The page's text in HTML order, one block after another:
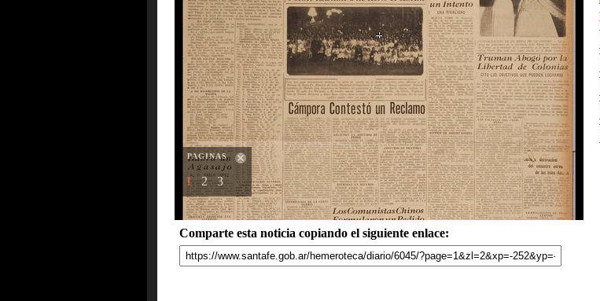
PAGINAS
1 2 3
Comparte esta noticia copiando el siguiente enlace: